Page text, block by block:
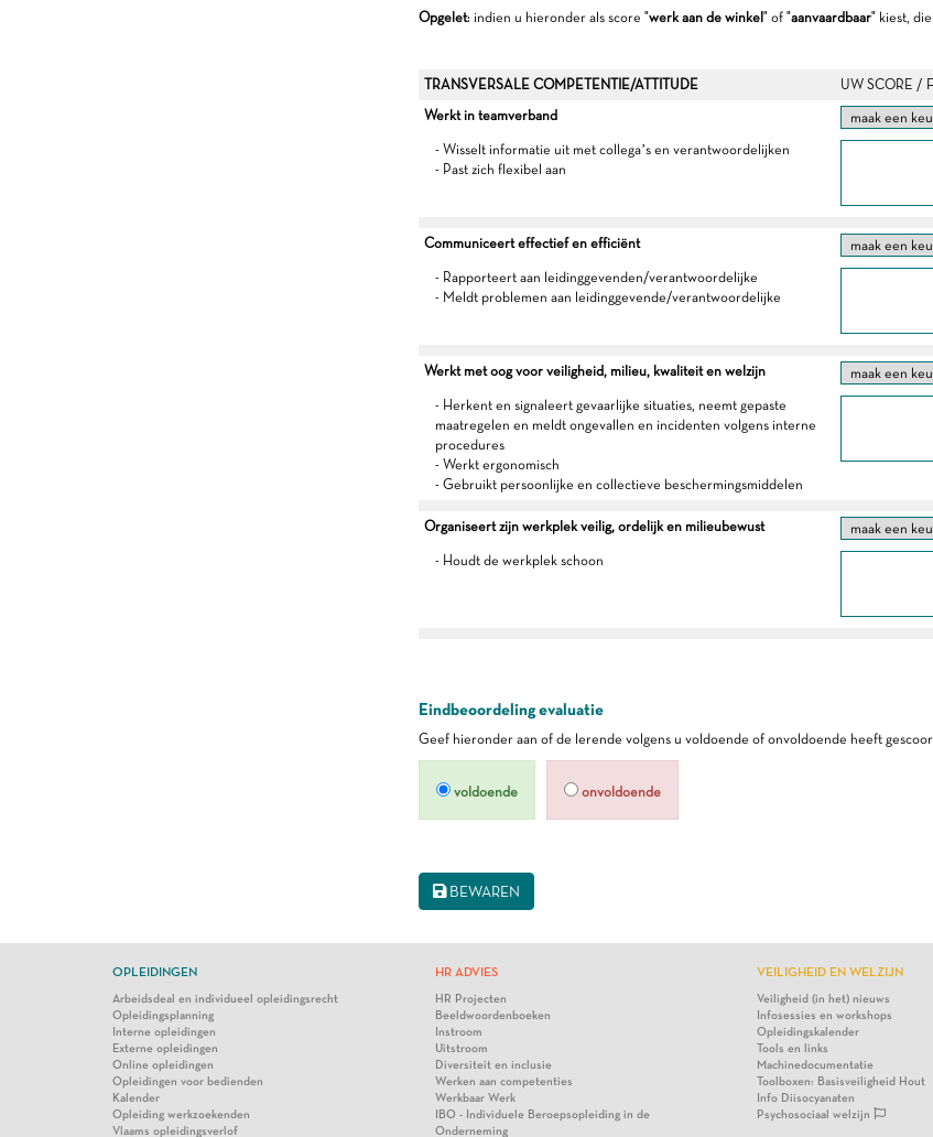
Opgelet: indien u hieronder als score "werk aan de winkel " of "aanvaardbaar" kiest,
TRANSVERSALE COMPETENTIE/ATTITUDE UW SCORE /
Werkt in teamverband
- Wisselt informatie uit met collega’s en verantwoordelijken
- Past zich flexibel aan
Communiceert effectief en efficiënt
- Rapporteert aan leidinggevenden/verantwoordelijke
- Meldt problemen aan leidinggevende/verantwoordelijke
Werkt met oog voor veiligheid, milieu, kwaliteit en welzijn
- Herkent en signaleert gevaarlijke situaties, neemt gepaste
maatregelen en meldt ongevallen en incidenten volgens interne
procedures
- Werkt ergonomisch
- Gebruikt persoonlijke en collectieve beschermingsmiddelen
Organiseert zijn werkplek veilig, ordelijk en milieubewust
- Houdt de werkplek schoon
Eindbeoordeling evaluatie
Geef hieronder aan of de lerende volgens u voldoende of onvoldoende heeft
voldoende onvoldoende
BEWAREN
OPLEIDINGEN
Arbeidsdeal en individueel opleidingsrecht
Opleidingsplanning
Interne opleidingen
Externe opleidingen
Online opleidingen
Opleidingen voor bedienden
Kalender
Opleiding werkzoekenden
Vlaams opleidingsverlof
HR ADVIES
HR Projecten
Beeldwoordenboeken
Instroom
Uitstroom
Diversiteit en inclusie
Werken aan competenties
Werkbaar Werk
IBO - Individuele Beroepsopleiding in de
Onderneming
VEILIGHEID EN WELZIJN
Veiligheid (in het) nieuws
Infosessies en workshops
Opleidingskalender
Tools en links
Machinedocumentatie
Toolboxen: Basisveiligheid Hout
Info Diisocyanaten
Psychosociaal welzijn